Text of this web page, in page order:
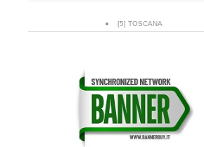
[5] TOSCANA